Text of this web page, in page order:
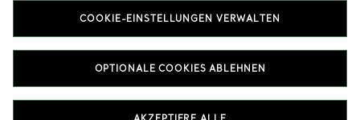
T&Co. 2026
COOKIE-EINSTELLUNGEN VERWALTEN
OPTIONALE COOKIES ABLEHNEN